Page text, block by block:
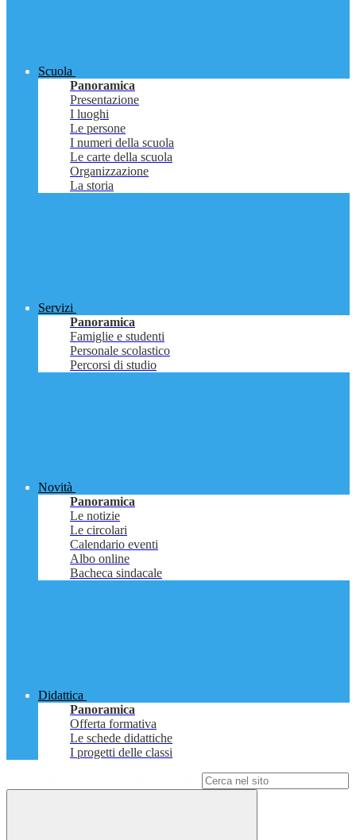
Scuola
Panoramica
Presentazione
I luoghi
Le persone
I numeri della scuola
Le carte della scuola
Organizzazione
La storia
Servizi
Panoramica
Famiglie e studenti
Personale scolastico
Percorsi di studio
Novità
Panoramica
Le notizie
Le circolari
Calendario eventi
Albo online
Bacheca sindacale
Didattica
Panoramica
Offerta formativa
Le schede didattiche
I progetti delle classi